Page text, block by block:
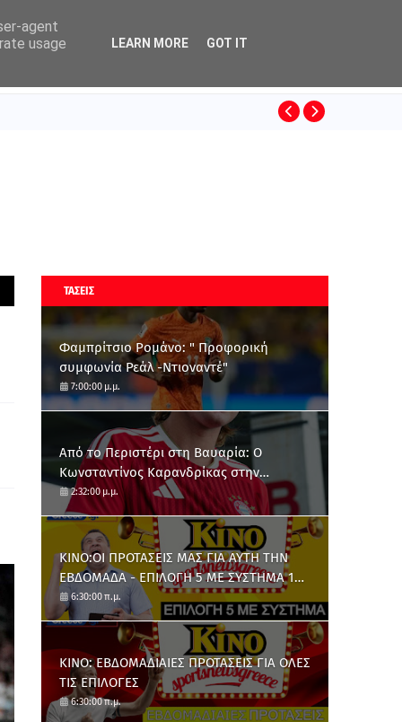
ΤΑΣΕΙΣ
Φαμπρίτσιο Ρομάνο: " Προφορική
συμφωνία Ρεάλ -Ντιοναντέ"
7:00:00 μ.μ.
Από το Περιστέρι στη Βαυαρία: O
Κωνσταντίνος Καρανδρίκας στην
Μπάγερν Μονάχου
2:32:00 μ.μ.
ΚΙΝΟ:ΟΙ ΠΡΟΤΑΣΕΙΣ ΜΑΣ ΓΙΑ ΑΥΤΗ ΤΗΝ
ΕΒΔΟΜΑΔΑ - ΕΠΙΛΟΓΗ 5 ΜΕ ΣΥΣΤΗΜΑ 10
ΑΡΙΘΜΩΝ
6:30:00 π.μ.
ΚΙΝΟ: ΕΒΔΟΜΑΔΙΑΙΕΣ ΠΡΟΤΑΣΕΙΣ ΓΙΑ ΟΛΕΣ
ΤΙΣ ΕΠΙΛΟΓΕΣ
6:30:00 π.μ.
agent
usage
LEARN MORE GOT IT